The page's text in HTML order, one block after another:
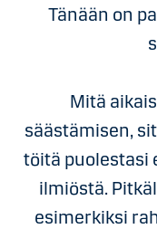
Tänään on
Mitä
säästämisen,
töitä puolestasi
ilmiöstä.
esimerkiksi